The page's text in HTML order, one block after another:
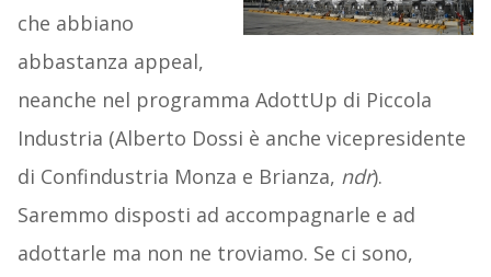
che abbiano
abbastanza appeal,
neanche nel programma AdottUp di Piccola
Industria (Alberto Dossi è anche vicepresidente
di Confindustria Monza e Brianza, ndr).
Saremmo disposti ad accompagnarle e ad
adottarle ma non ne troviamo. Se ci sono,